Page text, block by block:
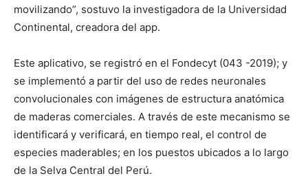
movilizando”, sostuvo la investigadora de la Universidad
Continental, creadora del app.
Este aplicativo, se registró en el Fondecyt (043 -2019); y
se implementó a partir del uso de redes neuronales
convolucionales con imágenes de estructura anatómica
de maderas comerciales. A través de este mecanismo se
identificará y verificará, en tiempo real, el control de
especies maderables; en los puestos ubicados a lo largo
de la Selva Central del Perú.